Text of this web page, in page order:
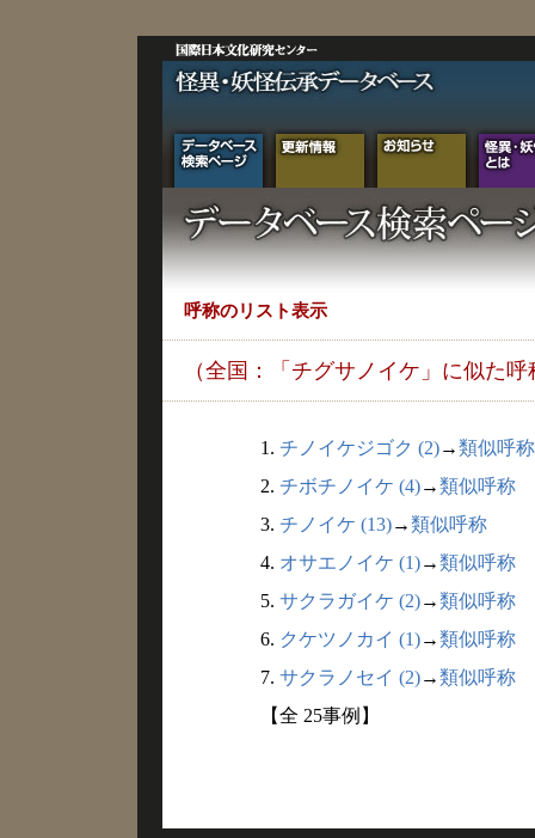
呼称のリスト表示
（全国：「チグサノイケ」に似た呼
1. チノイケジゴク (2)→類似呼称
2. チボチノイケ (4)→類似呼称
3. チノイケ (13)→類似呼称
4. オサエノイケ (1)→類似呼称
5. サクラガイケ (2)→類似呼称
6. クケツノカイ (1)→類似呼称
7. サクラノセイ (2)→類似呼称
【全 25事例】